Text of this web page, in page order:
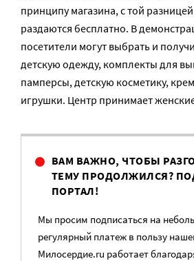
принципу магазина, с той
раздаются бесплатно. В
посетители могут выбрать и
детскую одежду, комплекты для
памперсы, детскую косметику,
игрушки. Центр принимает
ВАМ ВАЖНО, ЧТОБЫ
ТЕМУ ПРОДОЛЖИЛСЯ?
ПОРТАЛ!
Мы просим подписаться на
регулярный платеж в пользу
Милосердие.ru работает